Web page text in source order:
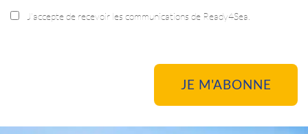
J’accepte de recevoir les communications de Ready4Sea.